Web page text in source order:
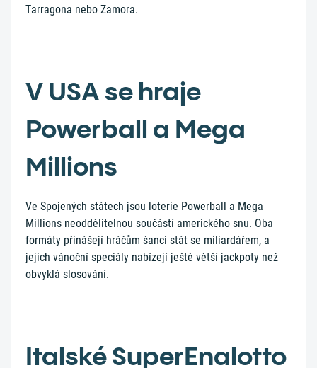
Tarragona nebo Zamora.
V USA se hraje
Powerball a Mega
Millions
Ve Spojených státech jsou loterie Powerball a Mega
Millions neoddělitelnou součástí amerického snu. Oba
formáty přinášejí hráčům šanci stát se miliardářem, a
jejich vánoční speciály nabízejí ještě větší jackpoty než
obvyklá slosování.
Italské SuperEnalotto